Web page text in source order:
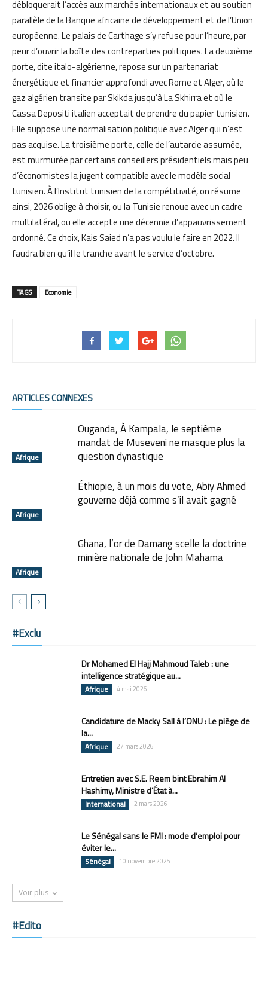
débloquerait l’accès aux marchés internationaux et au soutien
parallèle de la Banque africaine de développement et de l’Union
européenne. Le palais de Carthage s’y refuse pour l’heure, par
peur d’ouvrir la boîte des contreparties politiques. La deuxième
porte, dite italo-algérienne, repose sur un partenariat
énergétique et financier approfondi avec Rome et Alger, où le
gaz algérien transite par Skikda jusqu’à La Skhirra et où le
Cassa Depositi italien acceptait de prendre du papier tunisien.
Elle suppose une normalisation politique avec Alger qui n’est
pas acquise. La troisième porte, celle de l’autarcie assumée,
est murmurée par certains conseillers présidentiels mais peu
d’économistes la jugent compatible avec le modèle social
tunisien. À l’Institut tunisien de la compétitivité, on résume
ainsi, 2026 oblige à choisir, ou la Tunisie renoue avec un cadre
multilatéral, ou elle accepte une décennie d’appauvrissement
ordonné. Ce choix, Kais Saied n’a pas voulu le faire en 2022. Il
faudra bien qu’il le tranche avant le service d’octobre.
TAGS Economie
ARTICLES CONNEXES
Afrique
Ouganda, À Kampala, le septième
mandat de Museveni ne masque plus la
question dynastique
Afrique
Éthiopie, à un mois du vote, Abiy Ahmed
gouverne déjà comme s’il avait gagné
Afrique
Ghana, l’or de Damang scelle la doctrine
minière nationale de John Mahama
#Exclu
Dr Mohamed El Hajj Mahmoud Taleb : une
intelligence stratégique au...
Afrique 4 mai 2026
Candidature de Macky Sall à l’ONU : Le piège de
la...
Afrique 27 mars 2026
Entretien avec S.E. Reem bint Ebrahim Al
Hashimy, Ministre d’État à...
International 2 mars 2026
Le Sénégal sans le FMI : mode d’emploi pour
éviter le...
Sénégal 10 novembre 2025
Voir plus
#Edito